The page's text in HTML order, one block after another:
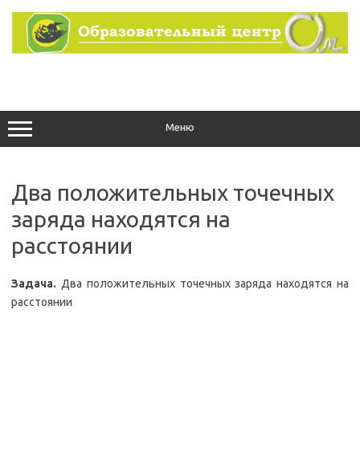
содержимому
Меню
Два положительных точечных
заряда находятся на
расстоянии
Задача. Два положительных точечных заряда находятся на
расстоянии